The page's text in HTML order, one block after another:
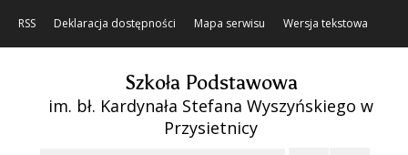
RSS Deklaracja dostępności Mapa serwisu Wersja tekstowa
Szkoła Podstawowa
im. bł. Kardynała Stefana Wyszyńskiego w
Przysietnicy